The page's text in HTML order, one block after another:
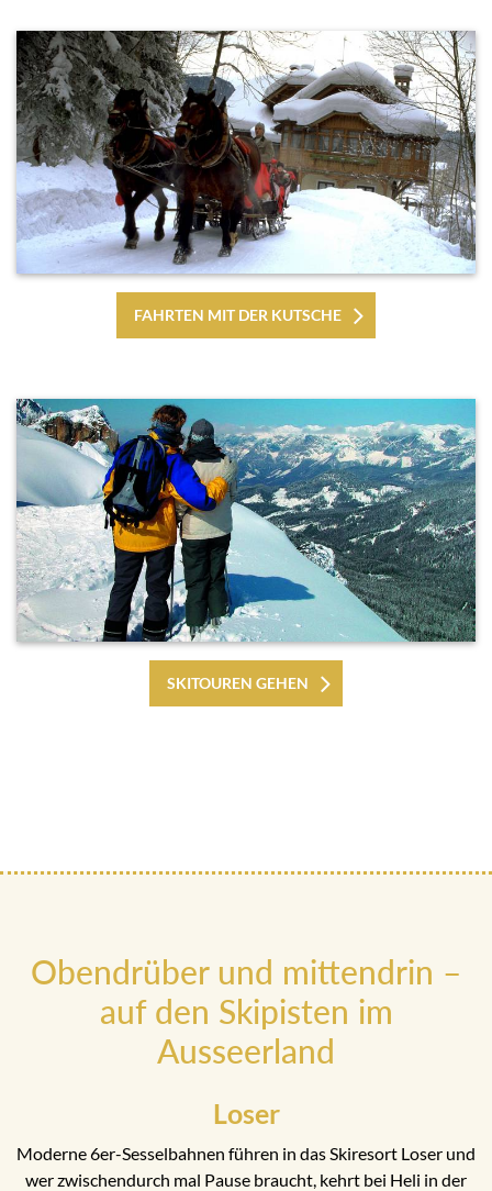
FAHRTEN MIT DER KUTSCHE
SKITOUREN GEHEN
Obendrüber und mittendrin –
auf den Skipisten im
Ausseerland
Loser
Moderne 6er-Sesselbahnen führen in das Skiresort Loser und
wer zwischendurch mal Pause braucht, kehrt bei Heli in der